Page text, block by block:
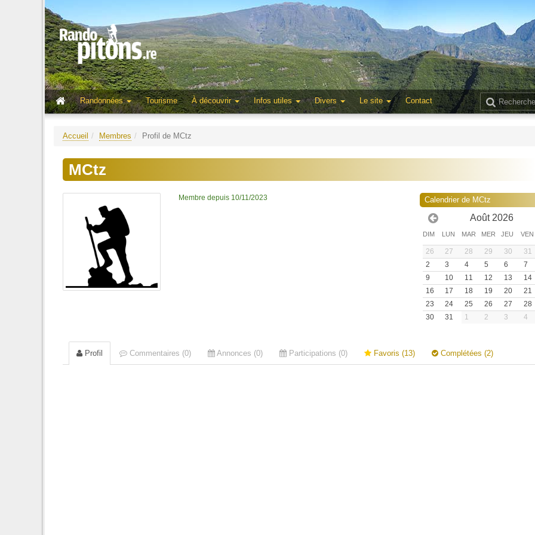
Randonnées
Tourisme À découvrir Infos utiles Divers Le site Contact
Accueil Membres Profil de MCtz
MCtz
Membre depuis 10/11/2023 Calendrier de MCtz
Août 2026
DIM LUN MAR MER JEU VEN
26 27 28 29 30 31
2
3 4 5 6 7
9
10 11 12 13 14
16
17 18 19 20 21
23
24 25 26 27 28
30
31 1 2 3 4
Profil Commentaires (0) Annonces (0) Participations (0) Favoris (13) Complétées (2)